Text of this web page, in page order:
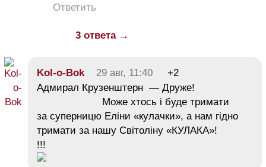
Ответить
3 ответа →
Kol-o-Bok 29 авг, 11:40
+2
Адмирал Крузенштерн — Друже!
Може хтось і буде тримати
за суперницю Еліни «кулачки», а нам гідно
тримати за нашу Світоліну «КУЛАКА»!
!!!